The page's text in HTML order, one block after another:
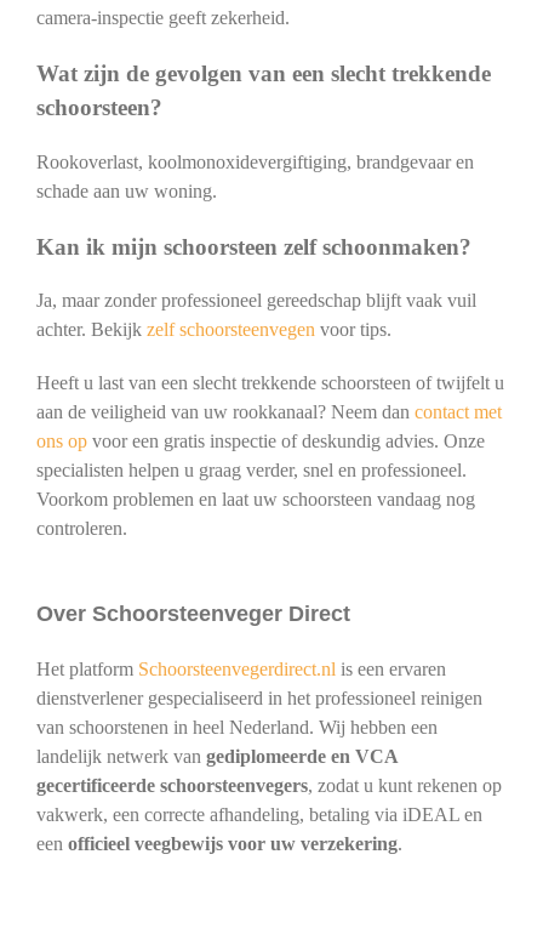
camera-inspectie geeft zekerheid.
Wat zijn de gevolgen van een slecht trekkende
schoorsteen?
Rookoverlast, koolmonoxidevergiftiging, brandgevaar en
schade aan uw woning.
Kan ik mijn schoorsteen zelf schoonmaken?
Ja, maar zonder professioneel gereedschap blijft vaak vuil
achter. Bekijk zelf schoorsteenvegen voor tips.
Heeft u last van een slecht trekkende schoorsteen of twijfelt u
aan de veiligheid van uw rookkanaal? Neem dan contact met
ons opvoor een gratis inspectie of deskundig advies. Onze
specialisten helpen u graag verder, snel en professioneel.
Voorkom problemen en laat uw schoorsteen vandaag nog
controleren.
Over Schoorsteenveger Direct
Het platform Schoorsteenvegerdirect.nl is een ervaren
dienstverlener gespecialiseerd in het professioneel reinigen
van schoorstenen in heel Nederland. Wij hebben een
landelijk netwerk van gediplomeerde en VCA
gecertificeerde schoorsteenvegers, zodat u kunt rekenen op
vakwerk, een correcte afhandeling, betaling via iDEAL en
een officieel veegbewijs voor uw verzekering.